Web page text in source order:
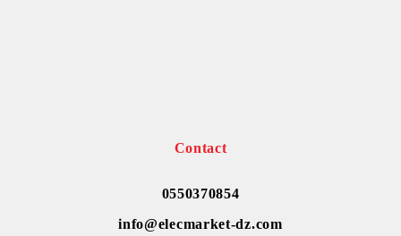
Contact
0550370854
info@elecmarket-dz.com